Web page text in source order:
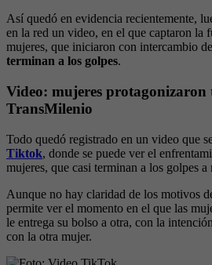
Así quedó en evidencia recientemente,
en la red un video, en el que captaron la
mujeres, que iniciaron con intercambio de
terminan a los golpes.
Video: mujeres protagonizaron
TransMilenio
Todo quedó registrado en un video que
Tiktok, donde se puede ver el
mujeres, que casi terminan a los golpes
Aunque no hay claridad de los motivos
permite ver el momento en el que las
le entrega su bolso a otra, con la
con la otra mujer.